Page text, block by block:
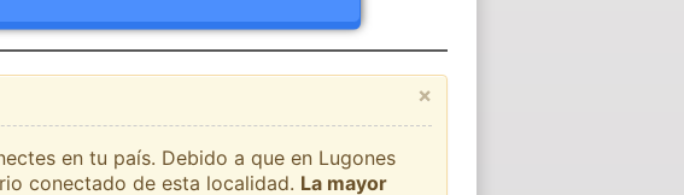
×
en tu país. Debido a que en Lugones
conectado de esta localidad. La mayor